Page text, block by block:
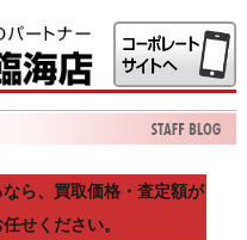
ら、買取価格・査定額が
せください。